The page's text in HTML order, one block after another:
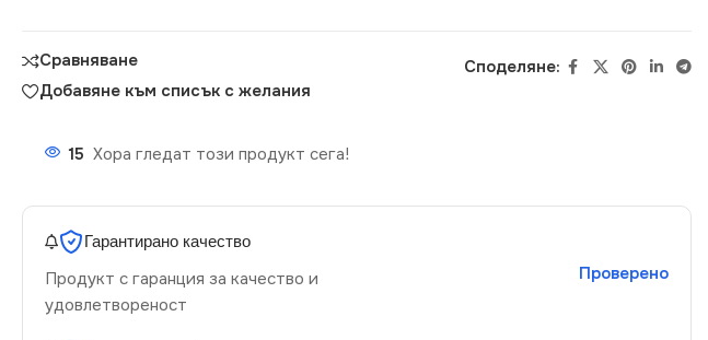
Сравняване
Добавяне към списък с желания
Споделяне:
15 Хора гледат този продукт сега!
Гарантирано качество
Продукт с гаранция за качество и
удовлетвореност
Проверено